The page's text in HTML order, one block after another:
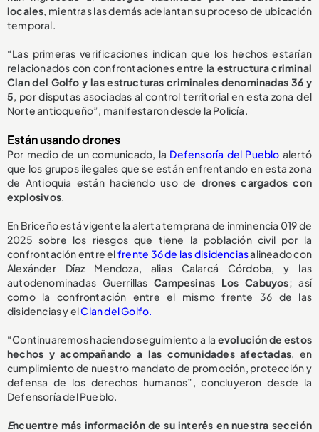
locales, mientras las demás adelantan su proceso de ubicación
temporal.
“Las primeras verificaciones indican que los hechos estarían
relacionados con confrontaciones entre la estructura criminal
Clan del Golfo y las estructuras criminales denominadas 36 y
5, por disputas asociadas al control territorial en esta zona del
Norte antioqueño”, manifestaron desde la Policía.
Están usando drones
Por medio de un comunicado, la Defensoría del Pueblo alertó
que los grupos ilegales que se están enfrentando en esta zona
de Antioquia están haciendo uso de drones cargados con
explosivos.
En Briceño está vigente la alerta temprana de inminencia 019 de
2025 sobre los riesgos que tiene la población civil por la
confrontación entre elfrente 36 de las disidenciasalineado con
Alexánder Díaz Mendoza, alias Calarcá Córdoba, y las
autodenominadas GuerrillasCampesinas Los Cabuyos; así
como la confrontación entre el mismo frente 36 de las
disidencias y elClan del Golfo.
“Continuaremos haciendo seguimiento a la evolución de estos
hechos y acompañando a las comunidades afectadas, en
cumplimiento de nuestro mandato de promoción, protección y
defensa de los derechos humanos”, concluyeron desde la
Defensoría del Pueblo.
Encuentre más información de su interés en nuestra sección